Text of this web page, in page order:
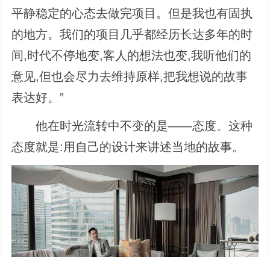
平静稳定的心态去做完项目。但是我也有固执
的地方。我们的项目几乎都经历长达多年的时
间,时代不停地变,客人的想法也变,我听他们的
意见,但也会尽力去维持原样,把我想说的故事
表达好。”
他在时光流转中不变的是——态度。这种
态度就是:用自己的设计来讲述当地的故事。